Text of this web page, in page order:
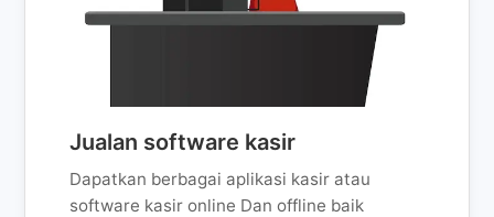
Jualan software kasir
Dapatkan berbagai aplikasi kasir atau
software kasir online Dan offline baik